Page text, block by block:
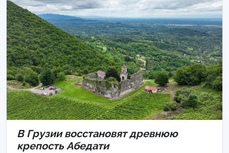
В Грузии восстановят древнюю
крепость Абедати